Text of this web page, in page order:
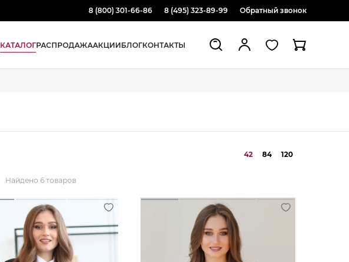
8 (800) 301-66-86 8 (495) 323-89-99 Обратный звонок
КАТАЛОГРАСПРОДАЖААКЦИИБЛОГКОНТАКТЫ
42 84 120
Найдено 6 товаров